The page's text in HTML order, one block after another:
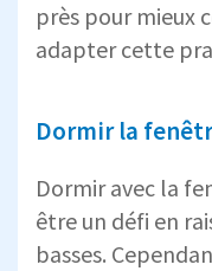
près pour mieux
adapter cette
Dormir la
Dormir avec la
être un défi en
basses.